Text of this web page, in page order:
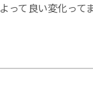
って良い変化って